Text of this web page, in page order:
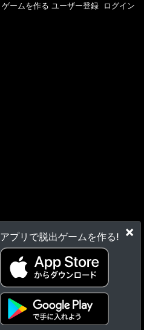
×
アプリで脱出ゲームを作る!
ゲームを作る ユーザー登録 ログイン